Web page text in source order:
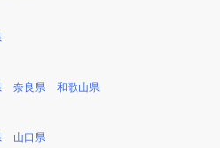
奈良県 和歌山県
山口県